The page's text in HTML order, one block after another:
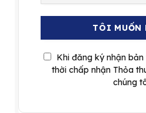
Khi đăng ký nhận
thời chấp nhận Thỏa
chúng